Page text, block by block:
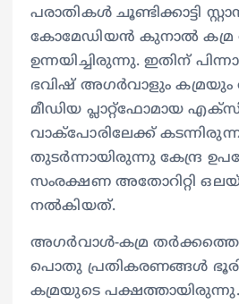
പരാതികൾ ചൂണ്ടിക്കാട്ടി
കോമേഡിയൻ കുനാൽ
ഉന്നയിച്ചിരുന്നു. ഇതിന്
ഭവിഷ് അഗർവാളും
മീഡിയ പ്ലാറ്റ്‌ഫോമായ
വാക്പോരിലേക്ക്
തുടർന്നായിരുന്നു കേന്ദ്ര
സംരക്ഷണ അതോറിറ്റി
നൽ‌കിയത്.
അഗർവാൾ-കമ്ര
പൊതു പ്രതികരണങ്ങൾ
കമ്രയുടെ